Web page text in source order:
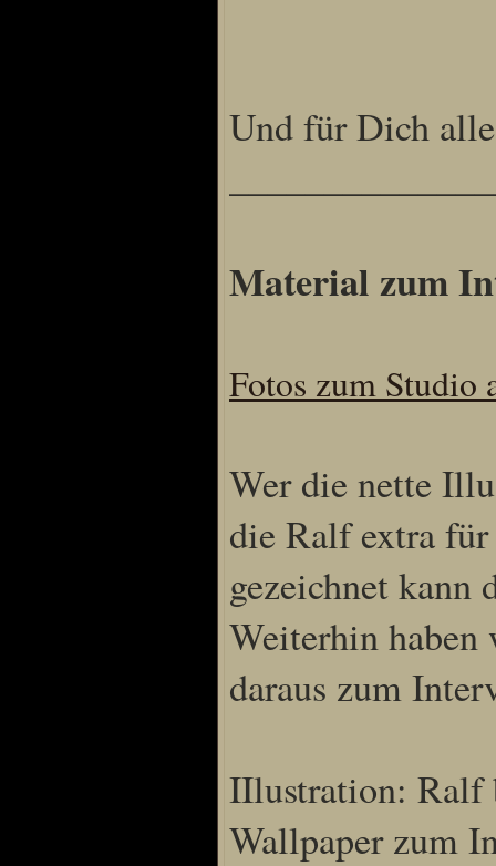
Und für Dich
Material zum
Fotos zum Studio
Wer die nette
die Ralf extra
gezeichnet kann
Weiterhin haben
daraus zum
IIlustration: Ralf
Wallpaper zum